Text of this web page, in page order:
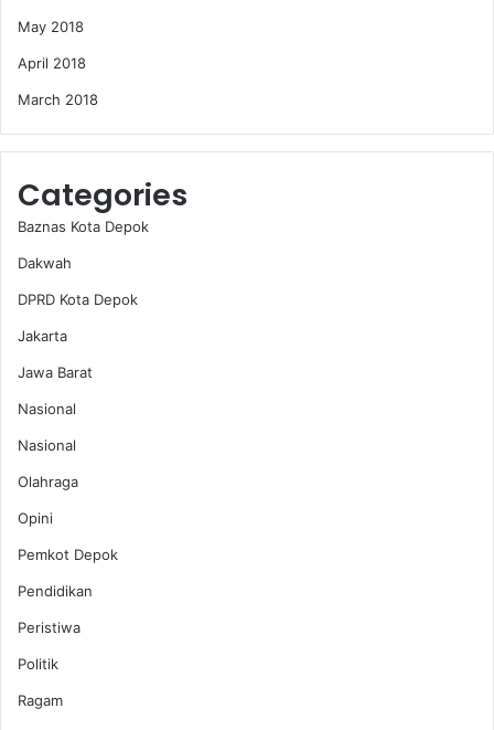
May 2018
April 2018
March 2018
Categories
Baznas Kota Depok
Dakwah
DPRD Kota Depok
Jakarta
Jawa Barat
Nasional
Nasional
Olahraga
Opini
Pemkot Depok
Pendidikan
Peristiwa
Politik
Ragam